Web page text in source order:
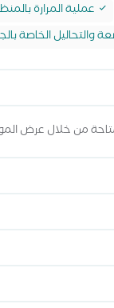
عملية المرارة
والتحاليل الخاصة